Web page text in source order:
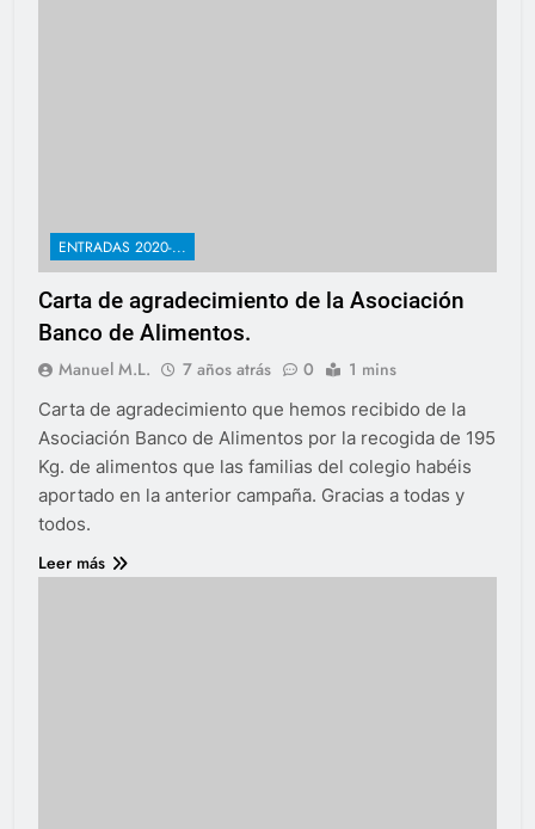
ENTRADAS 2020-...
Carta de agradecimiento de la Asociación
Banco de Alimentos.
Manuel M.L. 7 años atrás 0 1 mins
Carta de agradecimiento que hemos recibido de la
Asociación Banco de Alimentos por la recogida de 195
Kg. de alimentos que las familias del colegio habéis
aportado en la anterior campaña. Gracias a todas y
todos.
Leer más